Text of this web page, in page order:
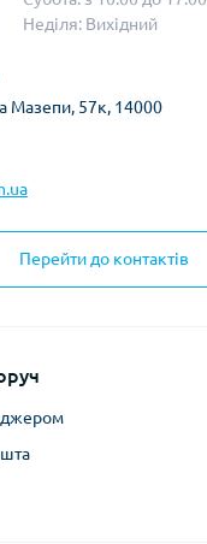
Неділя: Вихідний
Мазепи, 57к, 14000
Перейти до контактів